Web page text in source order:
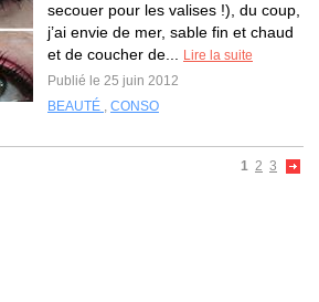
secouer pour les valises !), du coup,
j’ai envie de mer, sable fin et chaud
et de coucher de...
Lire la suite
Publié le 25 juin 2012
BEAUTÉ , CONSO
1 2 3